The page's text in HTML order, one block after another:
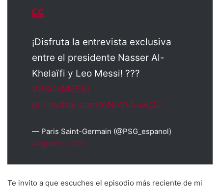
¡Disfruta la entrevista exclusiva
entre el presidente Nasser Al-
Khelaïfi y Leo Messi! ?️??
#PSGxMESSI
pic.twitter.com/cNuVs5uwO2
— Paris Saint-Germain (@PSG_espanol)
August 11, 2021
Te invito a que escuches el episodio más reciente de mi